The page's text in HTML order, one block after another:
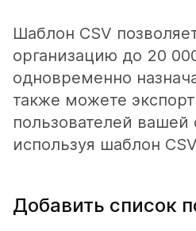
Шаблон CSV
организацию до 20
одновременно
также можете
пользователей вашей
используя шаблон
Добавить список